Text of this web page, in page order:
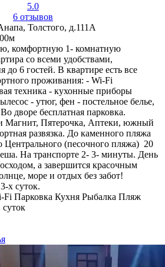
5.0
6 отзывов
Толстого, д.111А
комфортную 1- комнатную
со всеми удобствами,
до 6 гостей. В квартире есть все
проживания: - Wi-Fi
техника - кухонные приборы
- утюг, фен - постельное белье,
дворе бесплатная парковка.
Магнит, Пятерочка, Аптеки, южный
развязка. До каменного пляжа
(песочного пляжа) 20
На транспорте 2- 3- минуты. День
а завершится красочным
море и отдых без забот!
х суток.
Fi Парковка Кухня Рыбалка Пляж